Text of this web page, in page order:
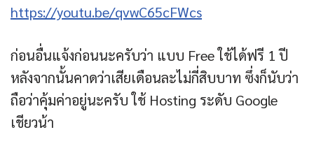
https://youtu.be/qvwC65cFWcs
ก่อนอื่นแจ้งก่อนนะครับว่า แบบ Free ใช้ได้ฟรี 1 ปี
หลังจากนั้นคาดว่าเสียเดือนละไม่กี่สิบบาท ซึ่งก็นับว่า
ถือว่าคุ้มค่าอยู่นะครับ ใช้ Hosting ระดับ Google
เชียวน้า